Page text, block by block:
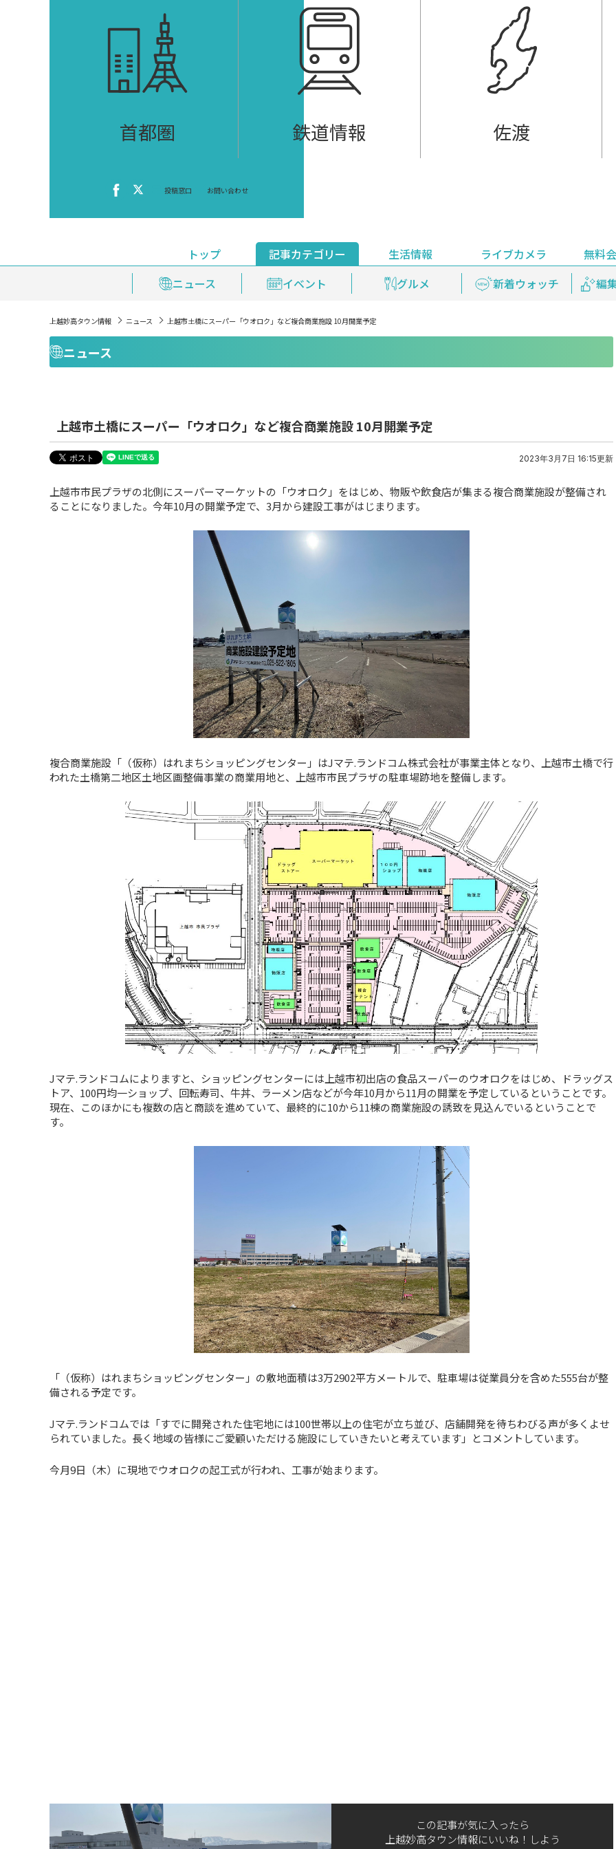
首都圏 鉄道情報 佐渡
投稿窓口 お問い合わせ
トップ
記事カテゴリー
ニュース
イベント グルメ 新着ウォッチ 編
生活情報
おくやみ情報
安全安心情報 天気 上越妙高百景
ライブカメラ
無料
ライブ配信
見逃し配信 プレミアム
上越妙高タウン情報 ニュース 上越市土橋にスーパー「ウオロク」など複合商業施設 10月開業予定
ニュース
上越市土橋にスーパー「ウオロク」など複合商業施設 10月開業予定
2023年3月7日 16:15更新
上越市市民プラザの北側にスーパーマーケットの「ウオロク」をはじめ、物販や飲食店が集まる複合商業施設が整備され
ることになりました。今年10月の開業予定で、3月から建設工事がはじまります。
複合商業施設「（仮称）はれまちショッピングセンター」はJマテ.ランドコム株式会社が事業主体となり、上越市土橋で行
われた土橋第二地区土地区画整備事業の商業用地と、上越市市民プラザの駐車場跡地を整備します。
Jマテ.ランドコムによりますと、ショッピングセンターには上越市初出店の食品スーパーのウオロクをはじめ、ドラッグス
トア、100円均一ショップ、回転寿司、牛丼、ラーメン店などが今年10月から11月の開業を予定しているということです。
現在、このほかにも複数の店と商談を進めていて、最終的に10から11棟の商業施設の誘致を見込んでいるということで
す。
「（仮称）はれまちショッピングセンター」の敷地面積は3万2902平方メートルで、駐車場は従業員分を含めた555台が整
備される予定です。
Jマテ.ランドコムでは「すでに開発された住宅地には100世帯以上の住宅が立ち並び、店舗開発を待ちわびる声が多くよせ
られていました。長く地域の皆様にご愛顧いただける施設にしていきたいと考えています」とコメントしています。
今月9日（木）に現地でウオロクの起工式が行われ、工事が始まります。
この記事が気に入ったら
上越妙高タウン情報にいいね！しよう